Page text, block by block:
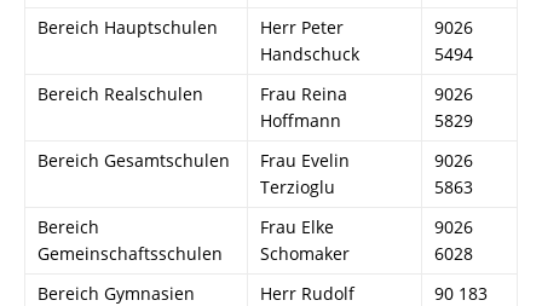
Bereich Hauptschulen
Herr Peter
Handschuck
9026
5494
Bereich Realschulen
Frau Reina
Hoffmann
9026
5829
Bereich Gesamtschulen
Frau Evelin
Terzioglu
9026
5863
Bereich
Gemeinschaftsschulen
Frau Elke
Schomaker
9026
6028
Bereich Gymnasien
Herr Rudolf
90 183